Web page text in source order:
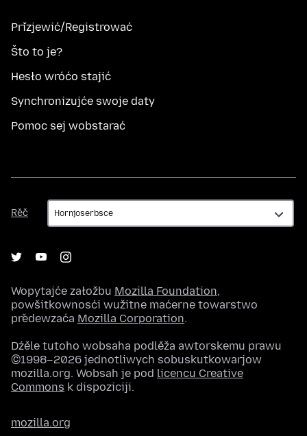
Přizjewić/Registrować
Što to je?
Hesło wróćo stajić
Synchronizujće swoje daty
Pomoc sej wobstarać
Rěč
Rěč
Wopytajće załožbu Mozilla Foundation,
powšitkownosći wužitne maćerne towarstwo
předewzaća Mozilla Corporation.
Dźěle tutoho wobsaha podlěža awtorskemu prawu
©1998–2026 jednotliwych sobuskutkowarjow
mozilla.org. Wobsah je pod licencu Creative
Commons k dispoziciji.
mozilla.org